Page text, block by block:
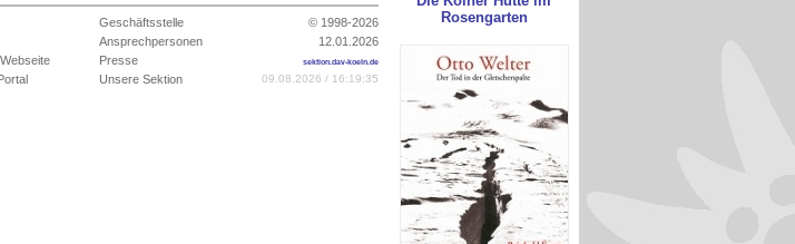
Geschäftsstelle
Ansprechpersonen
Presse
Unsere Sektion
© 1998-2026
12.01.2026
sektion.dav-koeln.de
09.08.2026 / 16:19:35
Rosengarten